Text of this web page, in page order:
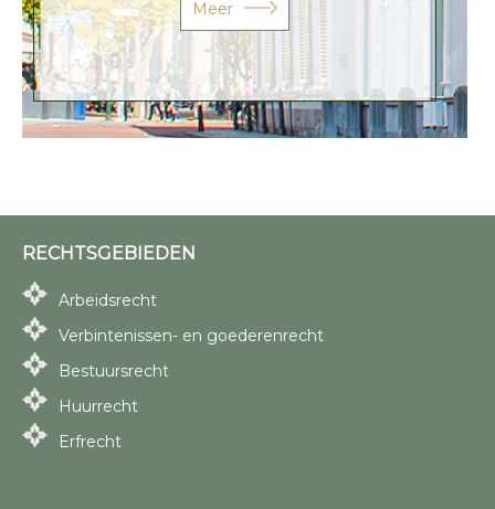
Meer
RECHTSGEBIEDEN
Arbeidsrecht
Verbintenissen- en goederenrecht
Bestuursrecht
Huurrecht
Erfrecht